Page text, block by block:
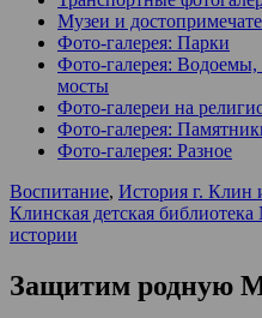
Музеи и
Фото-галерея: Парки
Фото-галерея:
мосты
Фото-галереи на
Фото-галерея:
Фото-галерея: Разное
Воспитание, История г. Клин
Клинская детская
истории
Защитим родную